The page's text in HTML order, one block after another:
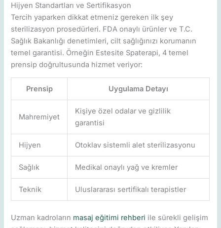
Hijyen Standartları ve Sertifikasyon
Tercih yaparken dikkat etmeniz gereken ilk şey
sterilizasyon prosedürleri. FDA onaylı ürünler ve T.C.
Sağlık Bakanlığı denetimleri, cilt sağlığınızı korumanın
temel garantisi. Örneğin Estesite Spaterapi, 4 temel
prensip doğrultusunda hizmet veriyor:
Prensip Uygulama Detayı
Mahremiyet
Kişiye özel odalar ve gizlilik
garantisi
Hijyen Otoklav sistemli alet sterilizasyonu
Sağlık Medikal onaylı yağ ve kremler
Teknik Uluslararası sertifikalı terapistler
Uzman kadroların masaj eğitimi rehberi ile sürekli gelişim